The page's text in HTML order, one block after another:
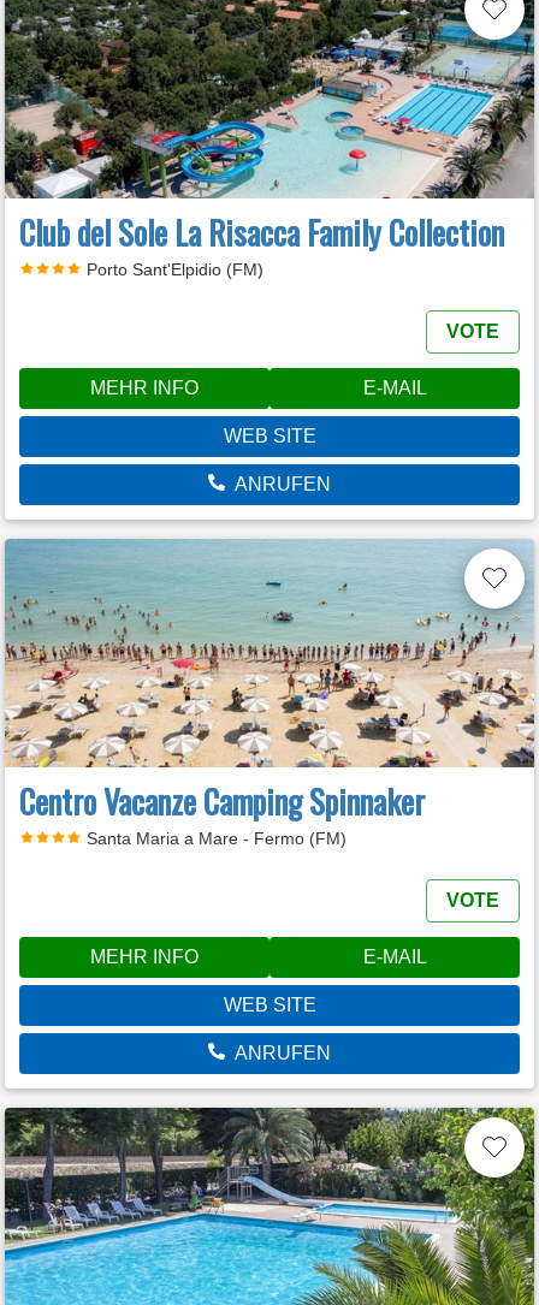
Club del Sole La Risacca Family Collection
Porto Sant'Elpidio (FM)
VOTE
MEHR INFO E-MAIL
WEB SITE
ANRUFEN
Centro Vacanze Camping Spinnaker
Santa Maria a Mare - Fermo (FM)
VOTE
MEHR INFO E-MAIL
WEB SITE
ANRUFEN